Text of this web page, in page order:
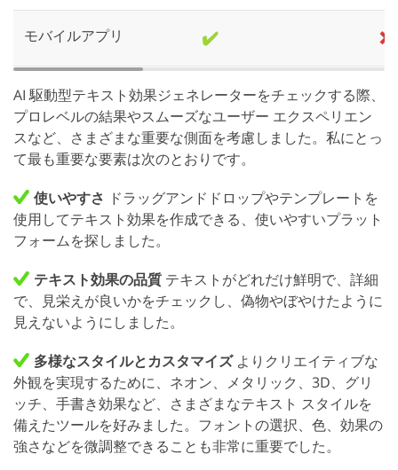
モバイルアプリ ✔️ ❌
AI 駆動型テキスト効果ジェネレーターをチェックする際、
プロレベルの結果やスムーズなユーザー エクスペリエン
スなど、さまざまな重要な側面を考慮しました。私にとっ
て最も重要な要素は次のとおりです。
使いやすさ ドラッグアンドドロップやテンプレートを
使用してテキスト効果を作成できる、使いやすいプラット
フォームを探しました。
テキスト効果の品質 テキストがどれだけ鮮明で、詳細
で、見栄えが良いかをチェックし、偽物やぼやけたように
見えないようにしました。
多様なスタイルとカスタマイズよりクリエイティブな
外観を実現するために、ネオン、メタリック、3D、グリ
ッチ、手書き効果など、さまざまなテキスト スタイルを
備えたツールを好みました。フォントの選択、色、効果の
強さなどを微調整できることも非常に重要でした。